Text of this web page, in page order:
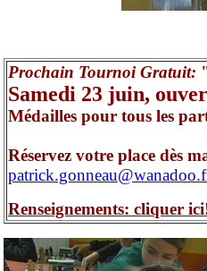
Prochain Tournoi Gratuit:
Samedi 23 juin,
Médailles pour tous les
Réservez votre place dès
Renseignements: cliquer